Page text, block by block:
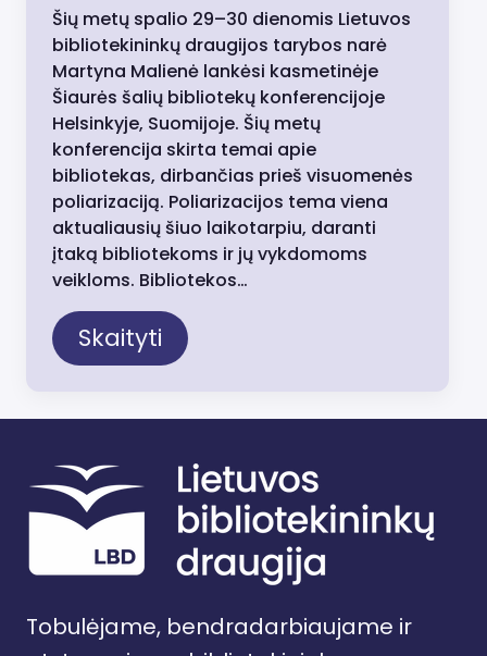
Šių metų spalio 29–30 dienomis Lietuvos
bibliotekininkų draugijos tarybos narė
Martyna Malienė lankėsi kasmetinėje
Šiaurės šalių bibliotekų konferencijoje
Helsinkyje, Suomijoje. Šių metų
konferencija skirta temai apie
bibliotekas, dirbančias prieš visuomenės
poliarizaciją. Poliarizacijos tema viena
aktualiausių šiuo laikotarpiu, daranti
įtaką bibliotekoms ir jų vykdomoms
veikloms. Bibliotekos…
Skaityti
Tobulėjame, bendradarbiaujame ir